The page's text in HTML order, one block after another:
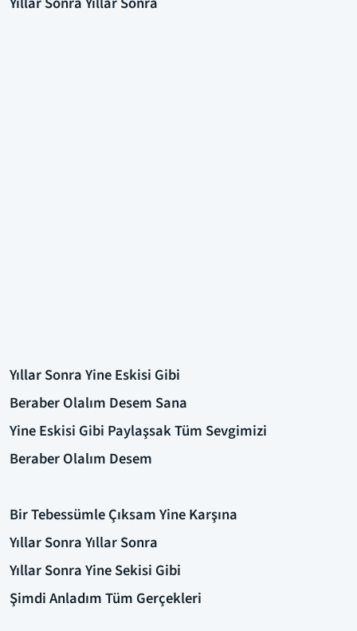
Yıllar Sonra Yine Eskisi Gibi
Beraber Olalım Desem Sana
Yine Eskisi Gibi Paylaşsak Tüm Sevgimizi
Beraber Olalım Desem
Bir Tebessümle Çıksam Yine Karşına
Yıllar Sonra Yıllar Sonra
Yıllar Sonra Yine Sekisi Gibi
Şimdi Anladım Tüm Gerçekleri